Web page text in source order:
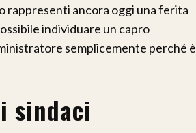
rappresenti ancora oggi una ferita
individuare un capro
semplicemente perché è
sindaci